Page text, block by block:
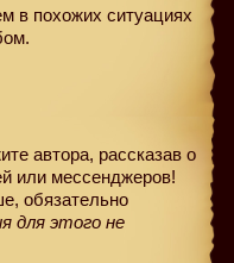
в похожих ситуациях
автора, рассказав о
или мессенджеров!
обязательно
для этого не